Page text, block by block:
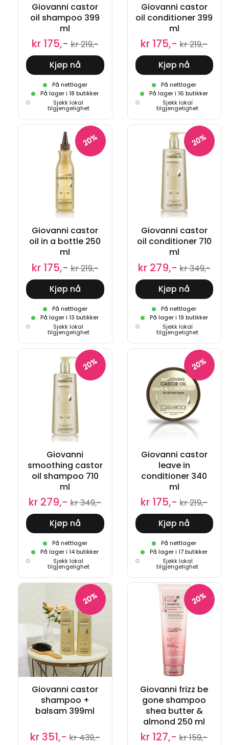
Giovanni castor
oil shampoo 399
ml
kr 175,- kr 219,-
Kjøp nå
På nettlager
På lager i 18 butikker
Sjekk lokal
tilgjengelighet
Giovanni castor
oil conditioner 399
ml
kr 175,- kr 219,-
Kjøp nå
På nettlager
På lager i 16 butikker
Sjekk lokal
tilgjengelighet
20%
Giovanni castor
oil in a bottle 250
ml
kr 175,- kr 219,-
Kjøp nå
På nettlager
På lager i 13 butikker
Sjekk lokal
tilgjengelighet
20%
Giovanni castor
oil conditioner 710
ml
kr 279,- kr 349,-
Kjøp nå
På nettlager
På lager i 19 butikker
Sjekk lokal
tilgjengelighet
20%
Giovanni
smoothing castor
oil shampoo 710
ml
kr 279,- kr 349,-
Kjøp nå
På nettlager
På lager i 14 butikker
Sjekk lokal
tilgjengelighet
20%
Giovanni castor
leave in
conditioner 340
ml
kr 175,- kr 219,-
Kjøp nå
På nettlager
På lager i 17 butikker
Sjekk lokal
tilgjengelighet
20%
Giovanni castor
shampoo +
balsam 399ml
kr 351,- kr 439,-
20%
Giovanni frizz be
gone shampoo
shea butter &
almond 250 ml
kr 127,- kr 159,-